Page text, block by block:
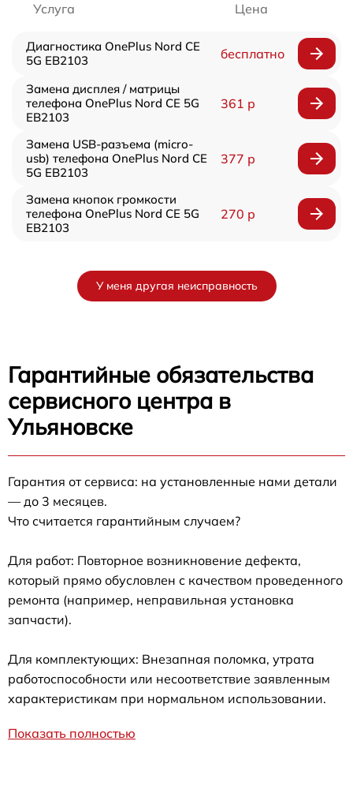
Услуга Цена
Диагностика OnePlus Nord CE
5G EB2103
бесплатно
Замена дисплея / матрицы
телефона OnePlus Nord CE 5G
EB2103
361 р
Замена USB-разъема (micro-
usb) телефона OnePlus Nord CE
5G EB2103
377 р
Замена кнопок громкости
телефона OnePlus Nord CE 5G
EB2103
270 р
У меня другая неисправность
Гарантийные обязательства
сервисного центра в
Ульяновске
Гарантия от сервиса: на установленные нами детали
— до 3 месяцев.
Что считается гарантийным случаем?
Для работ: Повторное возникновение дефекта,
который прямо обусловлен с качеством проведенного
ремонта (например, неправильная установка
запчасти).
Для комплектующих: Внезапная поломка, утрата
работоспособности или несоответствие заявленным
характеристикам при нормальном использовании.
Показать полностью